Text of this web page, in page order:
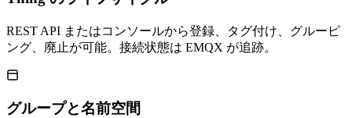
REST API またはコンソールから登録、タグ付け、グルーピ
ング、廃止が可能。接続状態は EMQX が追跡。
グループと名前空間